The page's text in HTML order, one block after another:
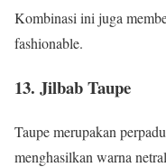
Kombinasi ini juga
fashionable.
13. Jilbab Taupe
Taupe merupakan
menghasilkan warna